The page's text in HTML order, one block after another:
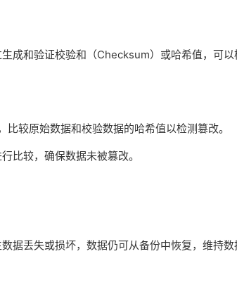
成和验证校验和（Checksum）或哈希值，可以
较原始数据和校验数据的哈希值以检测篡改。
比较，确保数据未被篡改。
据丢失或损坏，数据仍可从备份中恢复，维持数